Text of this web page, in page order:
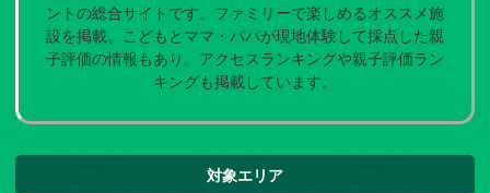
ントの総合サイトです。ファミリーで楽しめるオススメ施
設を掲載。こどもとママ・パパが現地体験して採点した親
子評価の情報もあり。アクセスランキングや親子評価ラン
キングも掲載しています。
対象エリア